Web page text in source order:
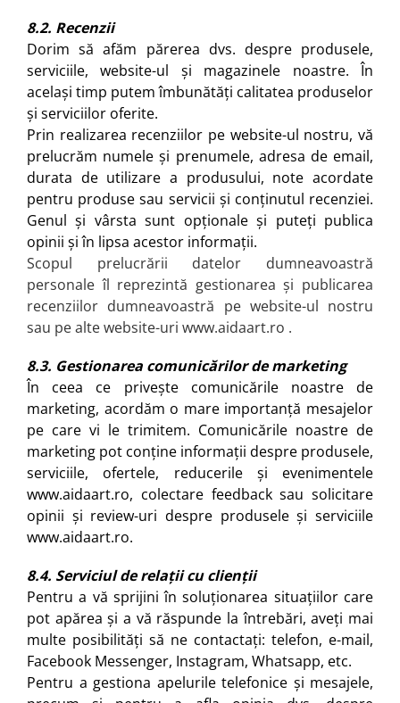
8.2. Recenzii
Dorim să afăm părerea dvs. despre produsele,
serviciile, website-ul și magazinele noastre. În
același timp putem îmbunătăți calitatea produselor
și serviciilor oferite.
Prin realizarea recenziilor pe website-ul nostru, vă
prelucrăm numele și prenumele, adresa de email,
durata de utilizare a produsului, note acordate
pentru produse sau servicii și conținutul recenziei.
Genul și vârsta sunt opționale și puteți publica
opinii și în lipsa acestor informații.
Scopul prelucrării datelor dumneavoastră
personale îl reprezintă gestionarea și publicarea
recenziilor dumneavoastră pe website-ul nostru
sau pe alte website-uri www.aidaart.ro .
8.3. Gestionarea comunicărilor de marketing
În ceea ce privește comunicările noastre de
marketing, acordăm o mare importanță mesajelor
pe care vi le trimitem. Comunicările noastre de
marketing pot conține informații despre produsele,
serviciile, ofertele, reducerile și evenimentele
www.aidaart.ro, colectare feedback sau solicitare
opinii și review-uri despre produsele și serviciile
www.aidaart.ro.
8.4. Serviciul de relații cu clienții
Pentru a vă sprijini în soluționarea situațiilor care
pot apărea și a vă răspunde la întrebări, aveți mai
multe posibilități să ne contactați: telefon, e-mail,
Facebook Messenger, Instagram, Whatsapp, etc.
Pentru a gestiona apelurile telefonice și mesajele,